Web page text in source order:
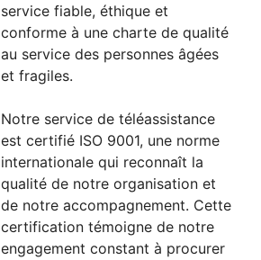
service fiable, éthique et
conforme à une charte de qualité
au service des personnes âgées
et fragiles.
Notre service de téléassistance
est certifié ISO 9001, une norme
internationale qui reconnaît la
qualité de notre organisation et
de notre accompagnement. Cette
certification témoigne de notre
engagement constant à procurer